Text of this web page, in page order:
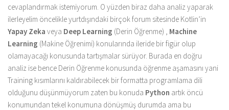
cevaplandırmak istemiyorum. O yüzden biraz daha analiz yaparak
ilerleyelim öncelikle yurtdışındaki birçok forum sitesinde Kotlin’in
Yapay Zeka veya Deep Learning (Derin Öğrenme) ,
Machine
Learning (Makine Öğrenimi) konularında ileride bir figür olup
olamayacağı konusunda tartışmalar sürüyor. Burada en doğru
analiz ise bence Derin Öğrenme konusunda öğrenme aşamasını yani
Training kısımlarını kaldırabilecek bir formatta programlama dili
olduğunu düşünmüyorum zaten bu konuda Python artık öncü
konumundan tekel konumuna dönüşmüş durumda ama bu